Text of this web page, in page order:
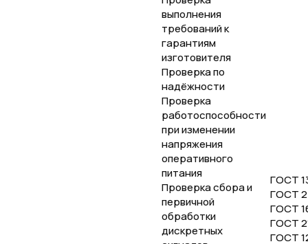
выполнения
требований к
гарантиям
изготовителя
Проверка по
надёжности
Проверка
работоспособности
при изменении
напряжения
оперативного
питания
Проверка сбора и
первичной
обработки
дискретных
ГОСТ
ГОСТ
ГОСТ
ГОСТ
ГОСТ